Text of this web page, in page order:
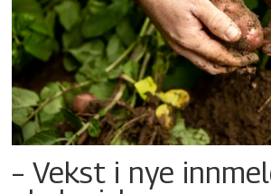
– Vekst i nye